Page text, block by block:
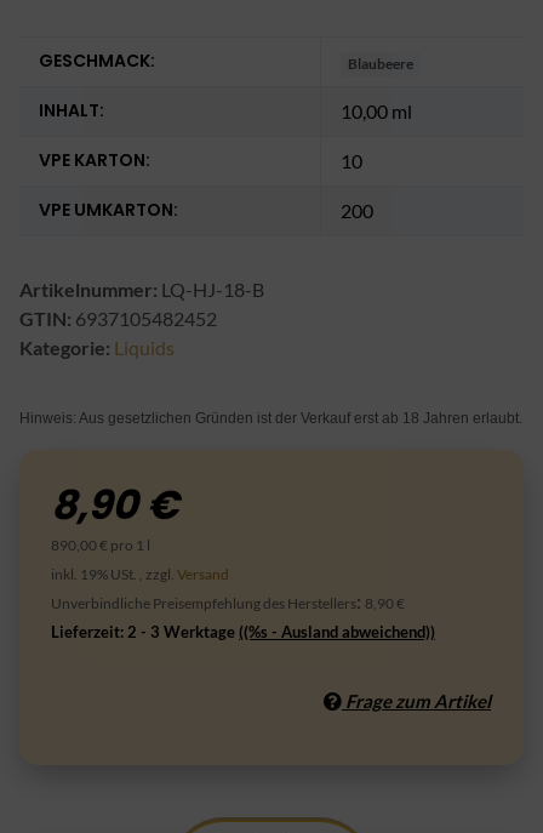
GESCHMACK: Blaubeere
INHALT: 10,00 ml
VPE KARTON: 10
VPE UMKARTON: 200
Artikelnummer: LQ-HJ-18-B
GTIN: 6937105482452
Kategorie: Liquids
Hinweis: Aus gesetzlichen Gründen ist der Verkauf erst ab 18 Jahren erlaubt.
8,90 €
890,00 € pro 1 l
inkl. 19% USt. , zzgl. Versand
Unverbindliche Preisempfehlung des Herstellers: 8,90 €
Lieferzeit: 2 - 3 Werktage ((%s - Ausland abweichend))
Frage zum Artikel